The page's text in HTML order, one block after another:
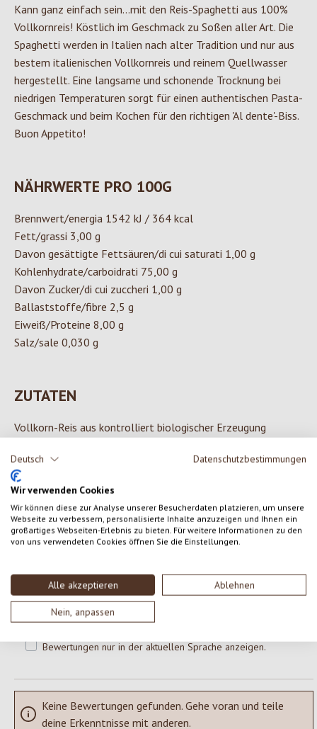
Deutsch Datenschutzbestimmungen
Wir verwenden Cookies
Wir können diese zur Analyse unserer Besucherdaten platzieren, um unsere
Webseite zu verbessern, personalisierte Inhalte anzuzeigen und Ihnen ein
großartiges Webseiten-Erlebnis zu bieten. Für weitere Informationen zu den
von uns verwendeten Cookies öffnen Sie die Einstellungen.
Alle akzeptieren Ablehnen
Nein, anpassen
Kann ganz einfach sein...mit den Reis-Spaghetti aus 100%
Vollkornreis! Köstlich im Geschmack zu Soßen aller Art. Die
Spaghetti werden in Italien nach alter Tradition und nur aus
bestem italienischen Vollkornreis und reinem Quellwasser
hergestellt. Eine langsame und schonende Trocknung bei
niedrigen Temperaturen sorgt für einen authentischen Pasta-
Geschmack und beim Kochen für den richtigen 'Al dente'-Biss.
Buon Appetito!
NÄHRWERTE PRO 100G
Brennwert/energia 1542 kJ / 364 kcal
Fett/grassi 3,00 g
Davon gesättigte Fettsäuren/di cui saturati 1,00 g
Kohlenhydrate/carboidrati 75,00 g
Davon Zucker/di cui zuccheri 1,00 g
Ballaststoffe/fibre 2,5 g
Eiweiß/Proteine 8,00 g
Salz/sale 0,030 g
ZUTATEN
Vollkorn-Reis aus kontrolliert biologischer Erzeugung
0 von 0 Bewertungen
Durchschnittliche Bewertung von 0 von 5 Sternen
Gib eine Bewertung ab!
Teile deine Erfahrungen mit dem Produkt mit anderen Kunden.
SCHREIBE EINE BEWERTUNG
Bewertungen nur in der aktuellen Sprache anzeigen.
Keine Bewertungen gefunden. Gehe voran und teile
deine Erkenntnisse mit anderen.